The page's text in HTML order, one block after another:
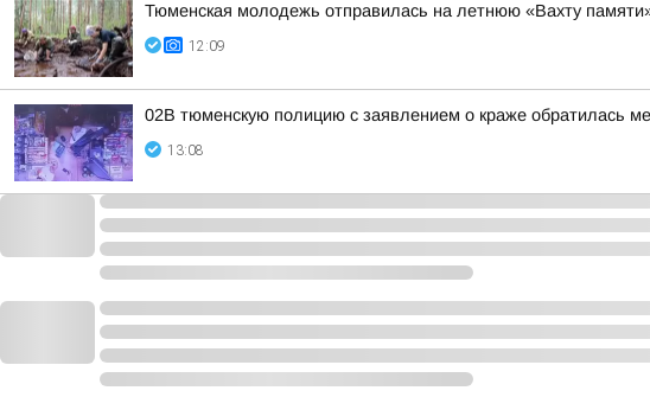
Тюменская молодежь отправилась на летнюю «Вахту
12:09
02В тюменскую полицию с заявлением о краже обратилась
13:08